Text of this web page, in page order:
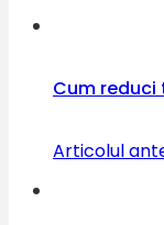
Cum reduci
Articolul